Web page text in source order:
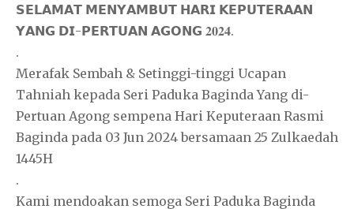
𝗦𝗘𝗟𝗔𝗠𝗔𝗧 𝗠𝗘𝗡𝗬𝗔𝗠𝗕𝗨𝗧 𝗛𝗔𝗥𝗜 𝗞𝗘𝗣𝗨𝗧𝗘𝗥𝗔𝗔𝗡
𝗬𝗔𝗡𝗚 𝗗𝗜-𝗣𝗘𝗥𝗧𝗨𝗔𝗡 𝗔𝗚𝗢𝗡𝗚 𝟐𝟎𝟐𝟒.
.
Merafak Sembah & Setinggi-tinggi Ucapan
Tahniah kepada Seri Paduka Baginda Yang di-
Pertuan Agong sempena Hari Keputeraan Rasmi
Baginda pada 03 Jun 2024 bersamaan 25 Zulkaedah
1445H
.
Kami mendoakan semoga Seri Paduka Baginda